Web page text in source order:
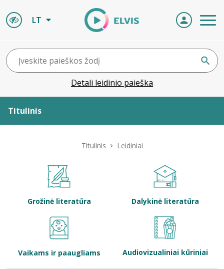
LT
Detali leidinio paieška
Titulinis
Bibliotekoms
Titulinis Leidiniai
Grožinė literatūra Dalykinė literatūra
Vaikams ir paaugliams Audiovizualiniai kūriniai